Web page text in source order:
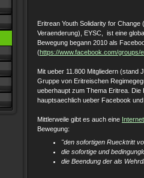
Eritrean Youth Solidarity for
Veraenderung), EYSC, ist eine
Bewegung begann 2010 als
(https://www.facebook.com/groups/
Mit ueber 11.800 Mitgliedern (stand
Gruppe von Eritreischen
ueberhaupt zum Thema Eritrea.
hauptsaechlich ueber Facebook
Mittlerweile gibt es auch eine
Bewegung:
"den sofortigen Ruecktritt
die sofortige und
die Beendung der als